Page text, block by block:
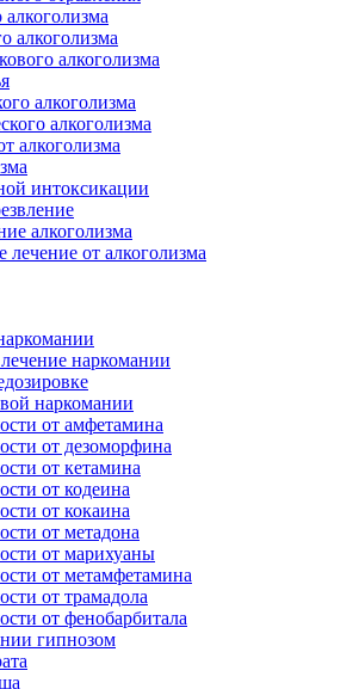
алкоголизма
алкоголизма
алкоголизма
алкоголизма
алкоголизма
интоксикации
алкоголизма
от алкоголизма
наркомании
наркомании
от амфетамина
от дезоморфина
от кетамина
от кодеина
от кокаина
от метадона
от марихуаны
от метамфетамина
от трамадола
от фенобарбитала
гипнозом